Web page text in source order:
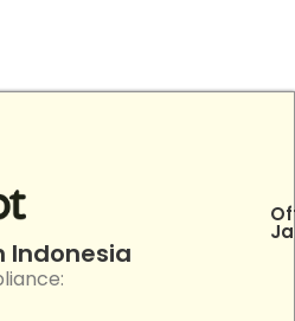
Indonesia